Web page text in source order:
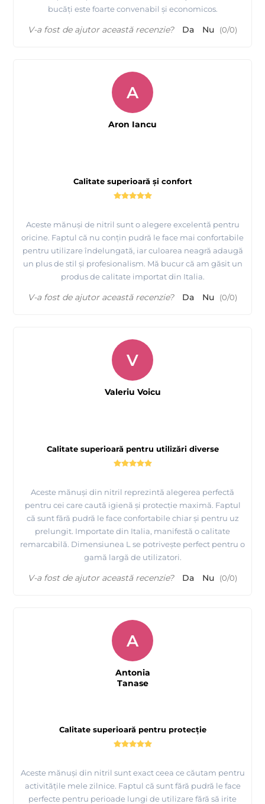
bucăți este foarte convenabil și economicos.
V-a fost de ajutor această recenzie? Da Nu (0/0)
Calitate superioară și confort
Aceste mănuși de nitril sunt o alegere excelentă pentru
oricine. Faptul că nu conțin pudră le face mai confortabile
pentru utilizare îndelungată, iar culoarea neagră adaugă
un plus de stil și profesionalism. Mă bucur că am găsit un
produs de calitate importat din Italia.
A
Aron Iancu
V-a fost de ajutor această recenzie? Da Nu (0/0)
Calitate superioară pentru utilizări diverse
Aceste mănuși din nitril reprezintă alegerea perfectă
pentru cei care caută igienă și protecție maximă. Faptul
că sunt fără pudră le face confortabile chiar și pentru uz
prelungit. Importate din Italia, manifestă o calitate
remarcabilă. Dimensiunea L se potrivește perfect pentru o
gamă largă de utilizatori.
V
Valeriu Voicu
V-a fost de ajutor această recenzie? Da Nu (0/0)
Calitate superioară pentru protecție
Aceste mănuși din nitril sunt exact ceea ce căutam pentru
activitățile mele zilnice. Faptul că sunt fără pudră le face
perfecte pentru perioade lungi de utilizare fără să irite
A
Antonia
Tanase